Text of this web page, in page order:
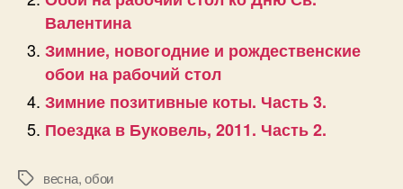
Валентина
Зимние, новогодние и рождественские
обои на рабочий стол
Зимние позитивные коты. Часть 3.
Поездка в Буковель, 2011. Часть 2.
Позначки
весна,обои